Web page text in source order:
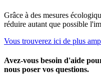
Grâce à des mesures
réduire autant que possible
Vous trouverez ici de plus
Avez-vous besoin d'aide
nous poser vos questions.